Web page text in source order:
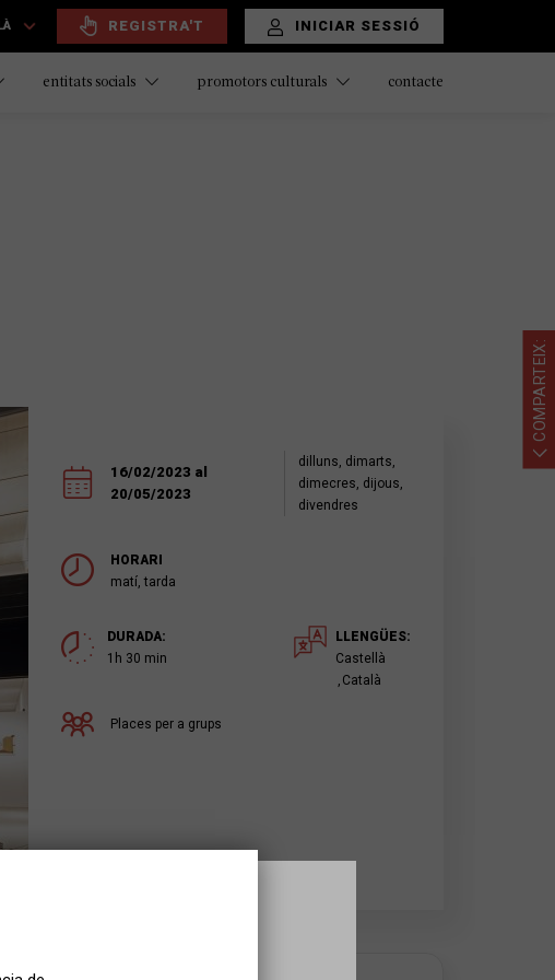
REGISTRA'T INICIAR SESSIÓ
entitats socials promotors culturals contacte
16/02/2023 al
20/05/2023
dilluns, dimarts,
dimecres, dijous,
divendres
HORARI
matí, tarda
DURADA:
1h 30 min
LLENGÜES:
Castellà
Català
Places per a grups
COMPARTEIX: